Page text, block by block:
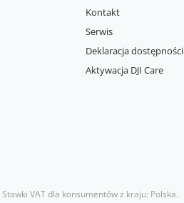
Kontakt
Serwis
Deklaracja dostępności
Aktywacja DJI Care
Stawki VAT dla konsumentów z kraju: Polska.